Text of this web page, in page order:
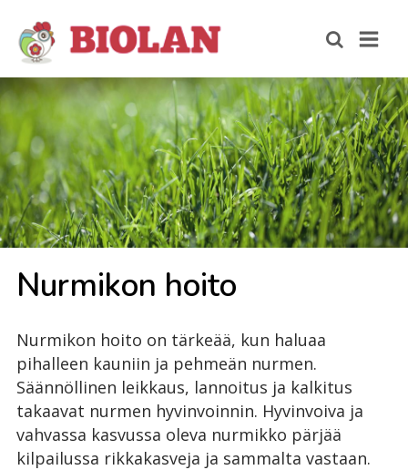
Nur­mi­kon hoi­to
Nurmikon hoito on tärkeää, kun haluaa
pihalleen kauniin ja pehmeän nurmen.
Säännöllinen leikkaus, lannoitus ja kalkitus
takaavat nurmen hyvinvoinnin. Hyvinvoiva ja
vahvassa kasvussa oleva nurmikko pärjää
kilpailussa rikkakasveja ja sammalta vastaan.